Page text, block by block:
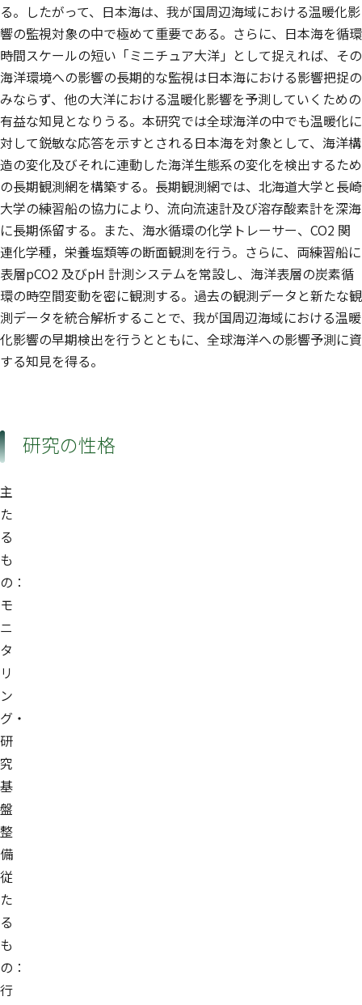
る。したがって、日本海は、我が国周辺海域における温暖化影
響の監視対象の中で極めて重要である。さらに、日本海を循環
時間スケールの短い「ミニチュア大洋」として捉えれば、その
海洋環境への影響の長期的な監視は日本海における影響把捉の
みならず、他の大洋における温暖化影響を予測していくための
有益な知見となりうる。本研究では全球海洋の中でも温暖化に
対して鋭敏な応答を示すとされる日本海を対象として、海洋構
造の変化及びそれに連動した海洋生態系の変化を検出するため
の長期観測網を構築する。長期観測網では、北海道大学と長崎
大学の練習船の協力により、流向流速計及び溶存酸素計を深海
に長期係留する。また、海水循環の化学トレーサー、CO2 関
連化学種，栄養塩類等の断面観測を行う。さらに、両練習船に
表層pCO2 及びpH 計測システムを常設し、海洋表層の炭素循
環の時空間変動を密に観測する。過去の観測データと新たな観
測データを統合解析することで、我が国周辺海域における温暖
化影響の早期検出を行うとともに、全球海洋への影響予測に資
する知見を得る。
研究の性格
主
た
る
も
の：
モ
ニ
タ
リ
ン
グ・
研
究
基
盤
整
備
従
た
る
も
の：
行